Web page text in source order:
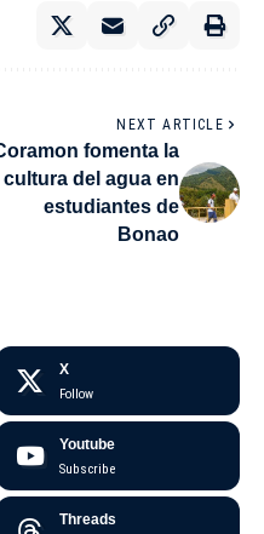
NEXT ARTICLE
fomenta la
cultura del agua en
estudiantes de
Bonao
X
Follow
Youtube
Subscribe
Threads